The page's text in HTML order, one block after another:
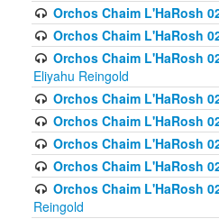
Orchos Chaim L'HaRosh
Orchos Chaim L'HaRosh
Orchos Chaim L'HaRosh
Eliyahu Reingold
Orchos Chaim L'HaRosh
Orchos Chaim L'HaRosh
Orchos Chaim L'HaRosh
Orchos Chaim L'HaRosh
Orchos Chaim L'HaRosh
Reingold